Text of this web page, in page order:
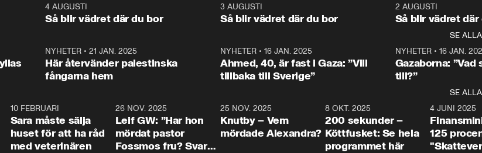
och Makten.
– Vi ställer upp i val. Ska vi
vara med så sitter vi förstås
kommentator My
Rohwedder ställer
utbildnings- och
Mohamsson till svars.
Rohwedder ställer
statsminister Ulf Kristersson
Makten”. Se
Aftonbladets
Rohwedder
Thand Ring
1:064 AUGUSTI
Så blir vädret där du bor
3 AUGUSTI
Så blir vädret där du bor
2 AUGUSTI
Så blir vädret där
SE ALLA
NYHETER •21 JAN. 2025
Här återvänder palestinska
fångarna hem
NYHETER• 16 JAN. 2025
Ahmed, 40, är fast i Gaza: ”Vill
tillbaka till Sverige”
NYHETER• 16 JAN.
Gazaborna:
till?”
SE ALLA
10 FEBRUARI
Sara måste sälja
huset för att ha råd
med veterinären
26 NOV. 2025
Leif GW: ”Har hon
mördat pastor
Fossmos fru? Svar
31:05
25 NOV. 2025
Knutby – Vem
mördade Alexandra?
4:29
8 OKT. 2025
200 sekunder –
Köttfusket: Se hela
programmet här
4 JUNI 2025
125